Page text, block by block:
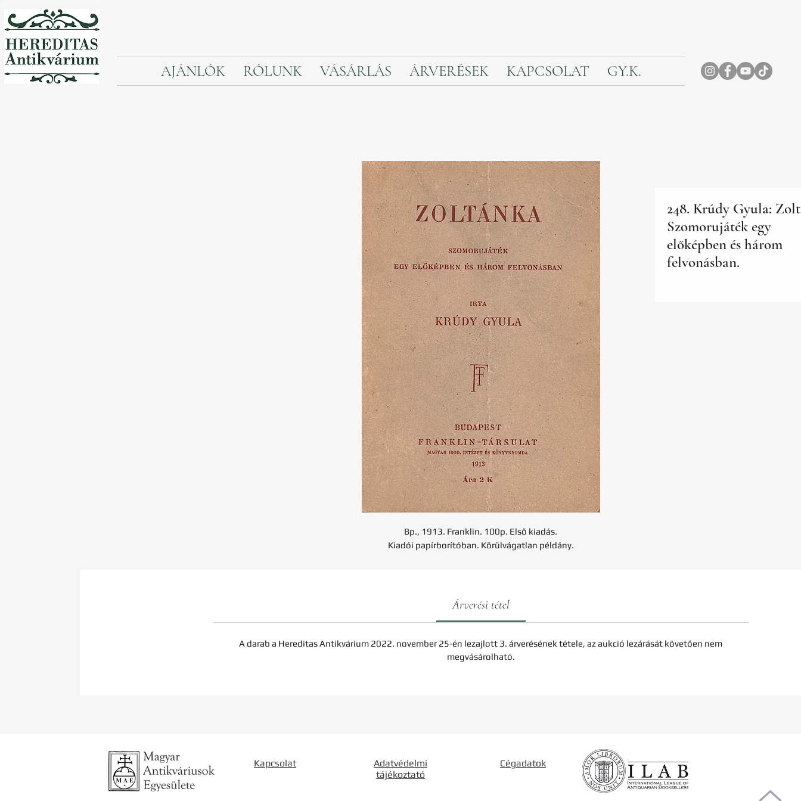
AJÁNLÓK RÓLUNK VÁSÁRLÁS ÁRVERÉSEK KAPCSOLAT GY.K.
248. Krúdy Gyula:
Szomorujáték egy
előképben és három
felvonásban.
Bp., 1913. Franklin. 100p. Első kiadás.
Kiadói papírborítóban. Körülvágatlan példány.
Árverési tétel
A darab a Hereditas Antikvárium 2022. november 25-én lezajlott 3. árverésének tétele, az aukció lezárását követően nem
megvásárolható.
Kapcsolat
Adatvédelmi
tájékoztató
Cégadatok